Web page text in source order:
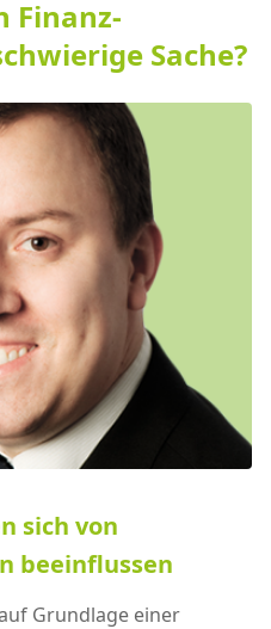
Finanz-
Sache?
sich von
beeinflussen
Grundlage einer